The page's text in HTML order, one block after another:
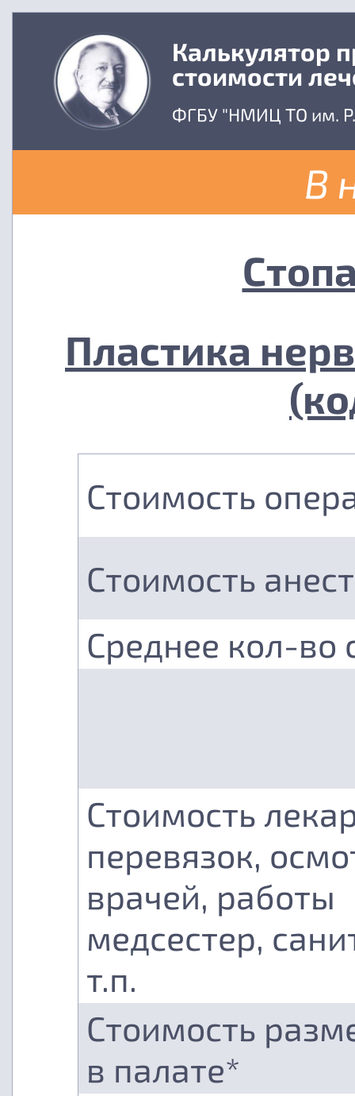
Калькулятор
стоимости
ФГБУ "НМИЦ ТО им.
В
Пластика
Стоимость
Стоимость
Среднее кол-во
Стоимость
перевязок,
врачей, работы
медсестер,
т.п.
Стоимость
в палате*